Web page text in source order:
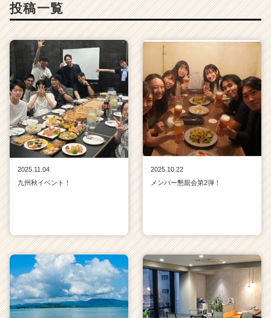
投稿一覧
2025.11.04
九州秋イベント！
2025.10.22
メンバー懇親会第2弾！